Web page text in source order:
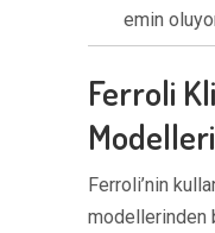
emin
Ferroli
Modelleri
Ferroli’nin
modellerinden